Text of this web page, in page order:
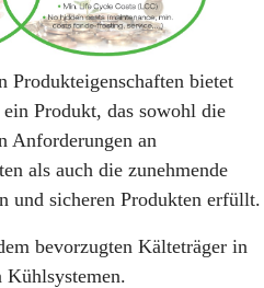
Produkteigenschaften bietet
Produkt, das sowohl die
Anforderungen an
als auch die zunehmende
und sicheren Produkten erfüllt.
bevorzugten Kälteträger in
Kühlsystemen.